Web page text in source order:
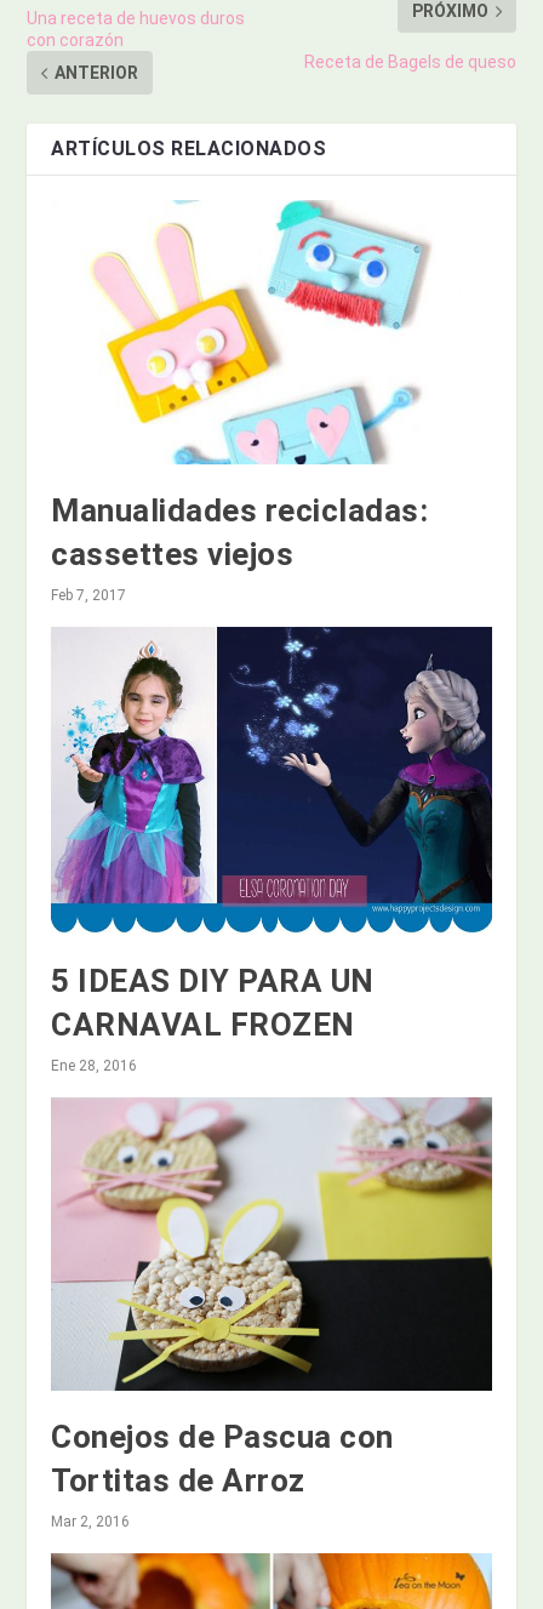
Una receta de huevos duros
con corazón
ANTERIOR
PRÓXIMO
Receta de Bagels de queso
ARTÍCULOS RELACIONADOS
Manualidades recicladas:
cassettes viejos
Feb 7, 2017
5 IDEAS DIY PARA UN
CARNAVAL FROZEN
Ene 28, 2016
Conejos de Pascua con
Tortitas de Arroz
Mar 2, 2016